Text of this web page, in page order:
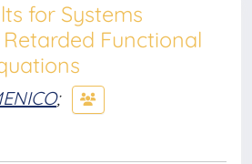
for Systems
Functional
;